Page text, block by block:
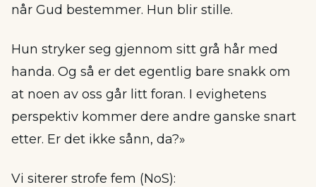
når Gud bestemmer. Hun blir stille.
Hun stryker seg gjennom sitt grå hår med
handa. Og så er det egentlig bare snakk om
at noen av oss går litt foran. I evighetens
perspektiv kommer dere andre ganske snart
etter. Er det ikke sånn, da?»
Vi siterer strofe fem (NoS):